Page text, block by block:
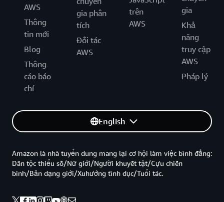
AWS
Thông
tin mới
Blog
Thông
cáo báo
chí
gia phân
tích
Đối tác
AWS
trên
AWS
gia
Khả
năng
truy cập
AWS
Pháp lý
English
Amazon là nhà tuyển dung mang lại cơ hội làm việc bình đẳng:
Dân tộc thiểu số/Nữ giới/Người khuyết tật/Cựu chiến
binh/Bản dạng giới/Xuhướng tình dục/Tuổi tác.